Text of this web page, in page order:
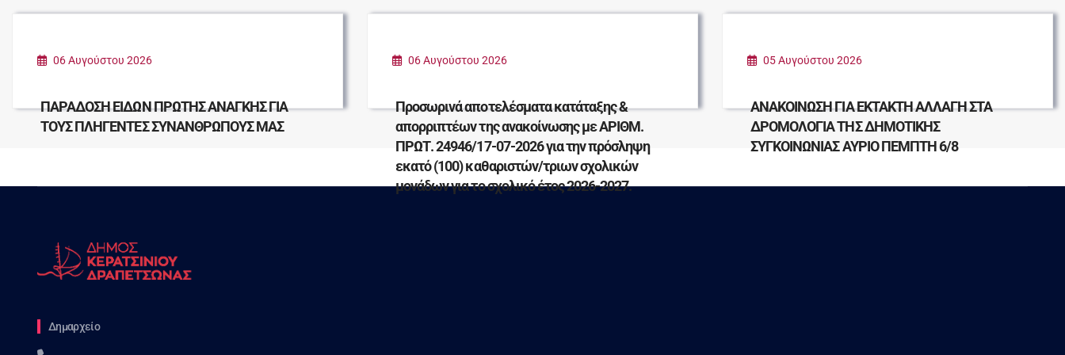
06 Αυγούστου 2026
ΠΑΡΑΔΟΣΗ ΕΙΔΩΝ ΠΡΩΤΗΣ ΑΝΑΓΚΗΣ ΓΙΑ
ΤΟΥΣ ΠΛΗΓΕΝΤΕΣ ΣΥΝΑΝΘΡΩΠΟΥΣ ΜΑΣ
06 Αυγούστου 2026
Προσωρινά αποτελέσματα κατάταξης &
απορριπτέων της ανακοίνωσης με ΑΡΙΘΜ.
ΠΡΩΤ. 24946/17-07-2026 για την πρόσληψη
εκατό (100) καθαριστών/τριων σχολικών
μονάδων για το σχολικό έτος 2026-2027.
05 Αυγούστου 2026
ΑΝΑΚΟΙΝΩΣΗ ΓΙΑ ΕΚΤΑΚΤΗ ΑΛΛΑΓΗ ΣΤΑ
ΔΡΟΜΟΛΟΓΙΑ ΤΗΣ ΔΗΜΟΤΙΚΗΣ
ΣΥΓΚΟΙΝΩΝΙΑΣ ΑΥΡΙΟ ΠΕΜΠΤΗ 6/8
Δημαρχείο